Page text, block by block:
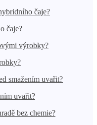
čaje?
uvařit?